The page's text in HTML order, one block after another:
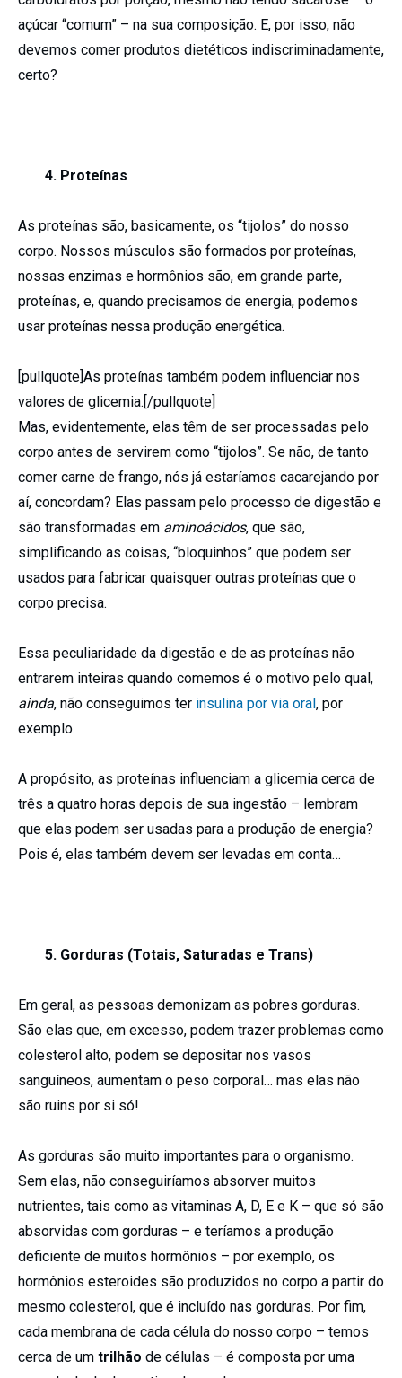
açúcar “comum” – na sua composição. E, por isso, não
devemos comer produtos dietéticos indiscriminadamente,
certo?
4. Proteínas
As proteínas são, basicamente, os “tijolos” do nosso
corpo. Nossos músculos são formados por proteínas,
nossas enzimas e hormônios são, em grande parte,
proteínas, e, quando precisamos de energia, podemos
usar proteínas nessa produção energética.
[pullquote]As proteínas também podem influenciar nos
valores de glicemia.[/pullquote]
Mas, evidentemente, elas têm de ser processadas pelo
corpo antes de servirem como “tijolos”. Se não, de tanto
comer carne de frango, nós já estaríamos cacarejando por
aí, concordam? Elas passam pelo processo de digestão e
são transformadas em aminoácidos, que são,
simplificando as coisas, “bloquinhos” que podem ser
usados para fabricar quaisquer outras proteínas que o
corpo precisa.
Essa peculiaridade da digestão e de as proteínas não
entrarem inteiras quando comemos é o motivo pelo qual,
ainda, não conseguimos ter insulina por via oral, por
exemplo.
A propósito, as proteínas influenciam a glicemia cerca de
três a quatro horas depois de sua ingestão – lembram
que elas podem ser usadas para a produção de energia?
Pois é, elas também devem ser levadas em conta…
5. Gorduras (Totais, Saturadas e Trans)
Em geral, as pessoas demonizam as pobres gorduras.
São elas que, em excesso, podem trazer problemas como
colesterol alto, podem se depositar nos vasos
sanguíneos, aumentam o peso corporal… mas elas não
são ruins por si só!
As gorduras são muito importantes para o organismo.
Sem elas, não conseguiríamos absorver muitos
nutrientes, tais como as vitaminas A, D, E e K – que só são
absorvidas com gorduras – e teríamos a produção
deficiente de muitos hormônios – por exemplo, os
hormônios esteroides são produzidos no corpo a partir do
mesmo colesterol, que é incluído nas gorduras. Por fim,
cada membrana de cada célula do nosso corpo – temos
cerca de um trilhão de células – é composta por uma